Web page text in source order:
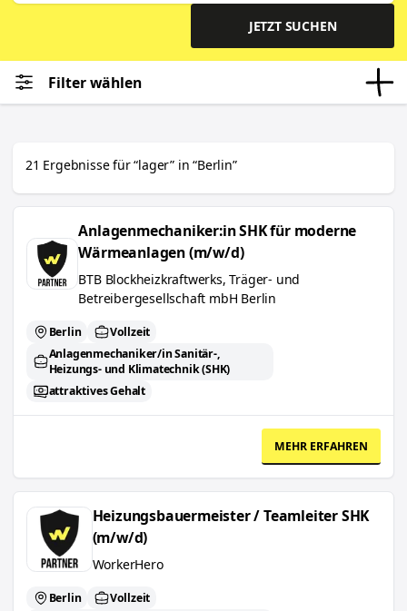
JETZT SUCHEN
Filter wählen
Anstellungsart
Sprache
21 Ergebnisse für “lager” in “Berlin”
Anlagenmechaniker:in SHK für moderne Wärmeanlagen (m/w/d)
Anlagenmechaniker:in SHK für moderne
Wärmeanlagen (m/w/d)
BTB Blockheizkraftwerks, Träger- und
Betreibergesellschaft mbH Berlin
Berlin
Vollzeit
Anlagenmechaniker/in Sanitär-,
Heizungs- und Klimatechnik (SHK)
attraktives Gehalt
MEHR ERFAHREN
Heizungsbauermeister / Teamleiter SHK (m/w/d)
Heizungsbauermeister / Teamleiter SHK
(m/w/d)
WorkerHero
Berlin
Vollzeit